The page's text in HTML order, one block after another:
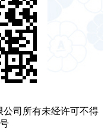
公司所有未经许可不得